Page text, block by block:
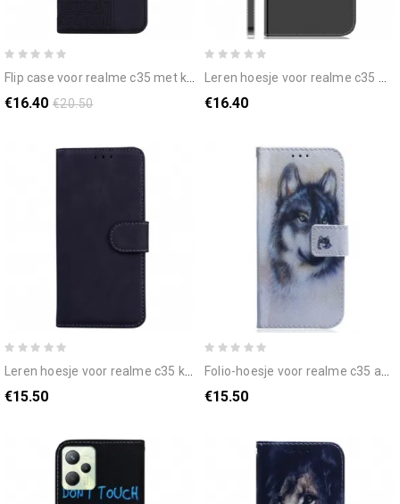
flip case voor realme c35 met ketting geometrische strappy patronen
€16.40 €20.50
leren hoesje voor realme c35 met ketting spiegeleffect band
€16.40
leren hoesje voor realme c35 klassiek
€15.50
folio-hoesje voor realme c35 aquarel wolf
€15.50